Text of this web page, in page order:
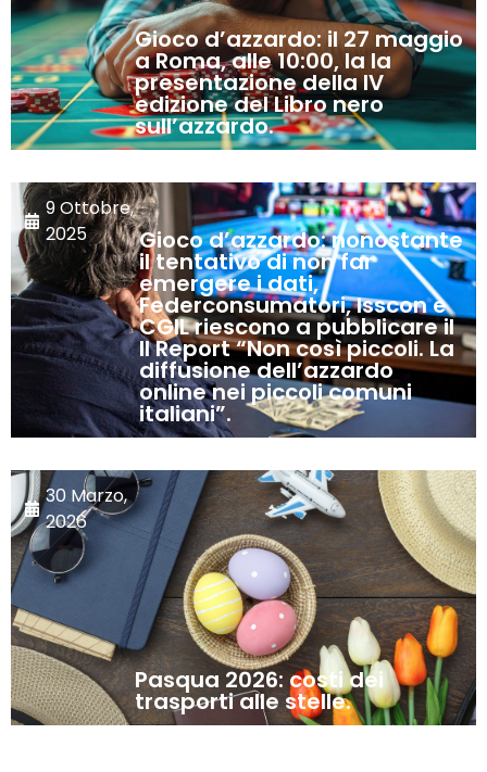
Gioco d’azzardo: il 27 maggio
a Roma, alle 10:00, la la
presentazione della IV
edizione del Libro nero
sull’azzardo.
9 Ottobre,
2025
Gioco d’azzardo: nonostante
il tentativo di non far
emergere i dati,
Federconsumatori, Isscon e
CGIL riescono a pubblicare il
II Report “Non così piccoli. La
diffusione dell’azzardo
online nei piccoli comuni
italiani”.
30 Marzo,
2026
Pasqua 2026: costi dei
trasporti alle stelle.